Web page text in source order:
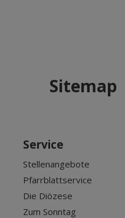
Sitemap
Service
Stellenangebote
Pfarrblattservice
Die Diözese
Zum Sonntag